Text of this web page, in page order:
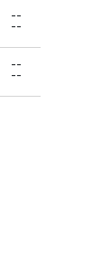
--
--
--
--